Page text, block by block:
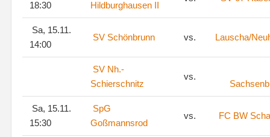
18:30
Hildburghausen II
Sa, 15.11.
14:00
SV Schönbrunn vs. Lauscha/
SV Nh.-
Schierschnitz
vs.
Sa, 15.11.
15:30
SpG
Goßmannsrod
vs. FC BW